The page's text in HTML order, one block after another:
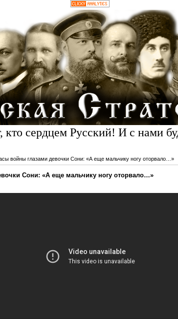
кто сердцем Русский! И с нами
войны глазами девочки Сони: «А еще мальчику ногу оторвало…»
Сони: «А еще мальчику ногу оторвало…»